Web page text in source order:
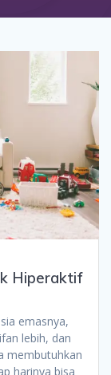
Hiperaktif
emasnya,
lebih, dan
membutuhkan
harinya bisa